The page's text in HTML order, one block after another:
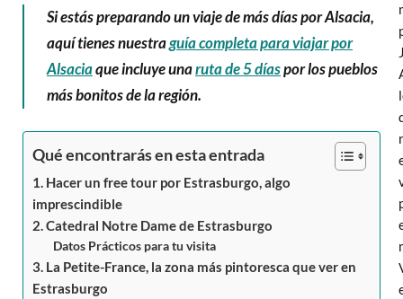
Si estás preparando un viaje de más días por Alsacia,
aquí tienes nuestraguía completa para viajar por
Alsaciaque incluye unaruta de 5 díaspor los pueblos
más bonitos de la región.
Qué encontrarás en esta entrada
1. Hacer un free tour por Estrasburgo, algo
imprescindible
2. Catedral Notre Dame de Estrasburgo
Datos Prácticos para tu visita
3. La Petite-France, la zona más pintoresca que ver en
Estrasburgo